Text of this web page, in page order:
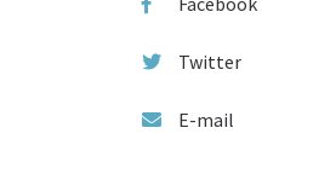
Twitter
E-mail